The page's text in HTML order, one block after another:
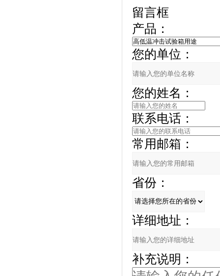
留言框
产品：
您的单位：
您的姓名：
联系电话：
常用邮箱：
省份：
详细地址：
补充说明：